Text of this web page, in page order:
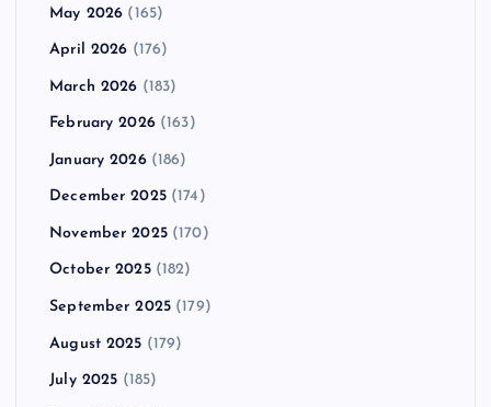
May 2026 (165)
April 2026 (176)
March 2026 (183)
February 2026(163)
January 2026(186)
December 2025(174)
November 2025(170)
October 2025(182)
September 2025 (179)
August 2025 (179)
July 2025 (185)